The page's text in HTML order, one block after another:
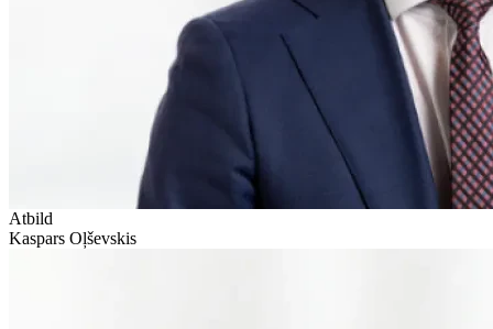
Atbild
Kaspars Oļševskis